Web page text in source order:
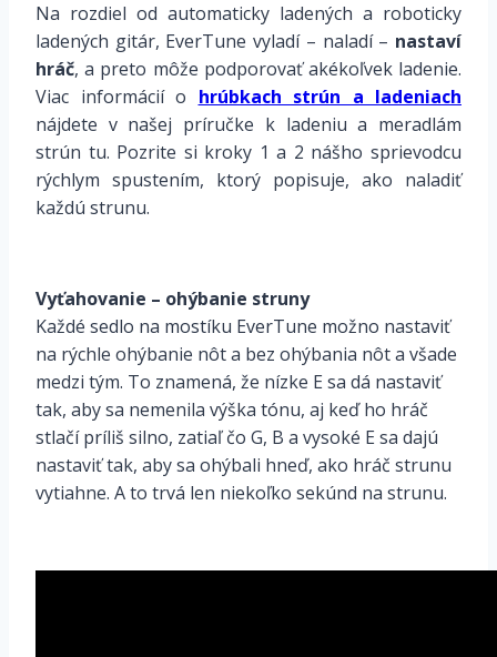
Na rozdiel od automaticky ladených a roboticky
ladených gitár, EverTune vyladí – naladí – nastaví
hráč, a preto môže podporovať akékoľvek ladenie.
Viac informácií o hrúbkach strún a ladeniach
nájdete v našej príručke k ladeniu a meradlám
strún tu. Pozrite si kroky 1 a 2 nášho sprievodcu
rýchlym spustením, ktorý popisuje, ako naladiť
každú strunu.
Vyťahovanie – ohýbanie struny
Každé sedlo na mostíku EverTune možno nastaviť
na rýchle ohýbanie nôt a bez ohýbania nôt a všade
medzi tým. To znamená, že nízke E sa dá nastaviť
tak, aby sa nemenila výška tónu, aj keď ho hráč
stlačí príliš silno, zatiaľ čo G, B a vysoké E sa dajú
nastaviť tak, aby sa ohýbali hneď, ako hráč strunu
vytiahne. A to trvá len niekoľko sekúnd na strunu.